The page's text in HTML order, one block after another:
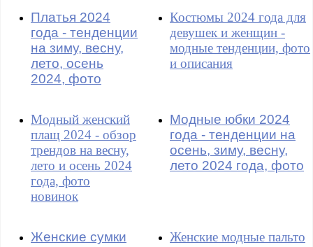
Платья 2024
года - тенденции
на зиму, весну,
лето, осень
2024, фото
Костюмы 2024 года для
девушек и женщин -
модные тенденции, фото
и описания
Модный женский
плащ 2024 - обзор
трендов на весну,
лето и осень 2024
года, фото
новинок
Модные юбки 2024
года - тенденции на
осень, зиму, весну,
лето 2024 года, фото
Женские сумки
Женские модные пальто